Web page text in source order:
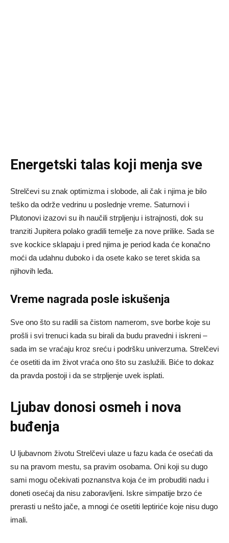
Energetski talas koji menja sve
Strelčevi su znak optimizma i slobode, ali čak i njima je bilo
teško da održe vedrinu u poslednje vreme. Saturnovi i
Plutonovi izazovi su ih naučili strpljenju i istrajnosti, dok su
tranziti Jupitera polako gradili temelje za nove prilike. Sada se
sve kockice sklapaju i pred njima je period kada će konačno
moći da udahnu duboko i da osete kako se teret skida sa
njihovih leđa.
Vreme nagrada posle iskušenja
Sve ono što su radili sa čistom namerom, sve borbe koje su
prošli i svi trenuci kada su birali da budu pravedni i iskreni –
sada im se vraćaju kroz sreću i podršku univerzuma. Strelčevi
će osetiti da im život vraća ono što su zaslužili. Biće to dokaz
da pravda postoji i da se strpljenje uvek isplati.
Ljubav donosi osmeh i nova
buđenja
U ljubavnom životu Strelčevi ulaze u fazu kada će osećati da
su na pravom mestu, sa pravim osobama. Oni koji su dugo
sami mogu očekivati poznanstva koja će im probuditi nadu i
doneti osećaj da nisu zaboravljeni. Iskre simpatije brzo će
prerasti u nešto jače, a mnogi će osetiti leptiriće koje nisu dugo
imali.